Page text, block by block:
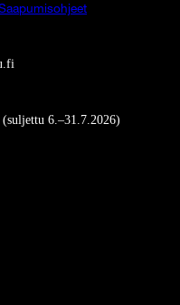
(suljettu 6.–31.7.2026)